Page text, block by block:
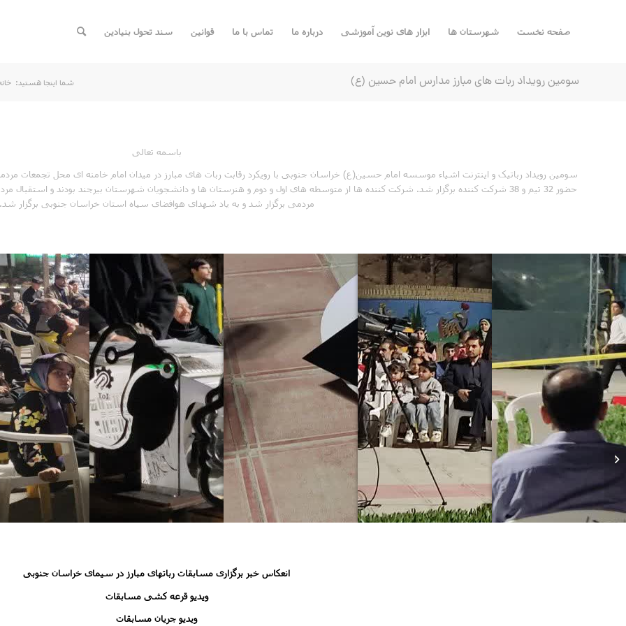
صفحه نخست شهرستان ها ابزار های نوین آموزشی درباره ما تماس با ما قوانین سند تحول بنیادین
سومین رویداد ربات های مبارز مدارس امام حسین (ع) شما اینجا هستید:
باسمه تعالی
حضور 32 تیم و 38 شرکت کننده برگزار شد. شرکت کننده ها از متوسطه های اول و دوم و هنرستان ها و دانشجویان شهرستان بیرجند بودند و
مردمی برگزار شد و به یاد شهدای هوافضای سپاه استان خراسان جنوبی برگزار شد.
انعکاس خبر برگزاری مسابقات رباتهای مبارز در سیمای خراسان جنوبی
ویدیو قرعه کشی مسابقات
ویدیو جریان مسابقات
تقدیر و تشکر از معلمان و
اولیاء توسط فرمانده سپاه
استان و معاون وزیر و
رئیس سازم...